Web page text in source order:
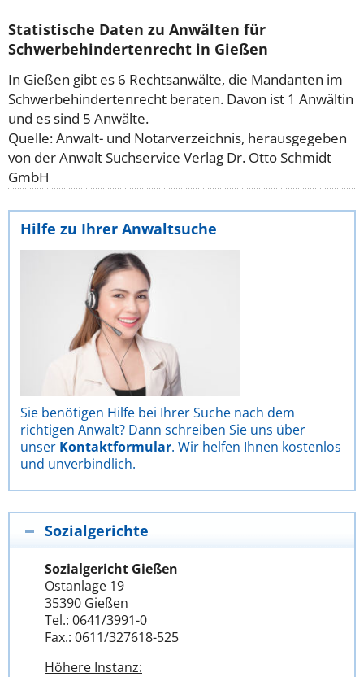
Statistische Daten zu Anwälten für
Schwerbehindertenrecht in Gießen
In Gießen gibt es 6 Rechtsanwälte, die Mandanten im
Schwerbehindertenrecht beraten. Davon ist 1 Anwältin
und es sind 5 Anwälte.
Quelle: Anwalt- und Notarverzeichnis, herausgegeben
von der Anwalt Suchservice Verlag Dr. Otto Schmidt
GmbH
Hilfe zu Ihrer Anwaltsuche
Sie benötigen Hilfe bei Ihrer Suche nach dem
richtigen Anwalt? Dann schreiben Sie uns über
unser Kontaktformular. Wir helfen Ihnen kostenlos
und unverbindlich.
Sozialgerichte
Sozialgericht Gießen
Ostanlage 19
35390 Gießen
Tel.: 0641/3991-0
Fax.: 0611/327618-525
Höhere Instanz: